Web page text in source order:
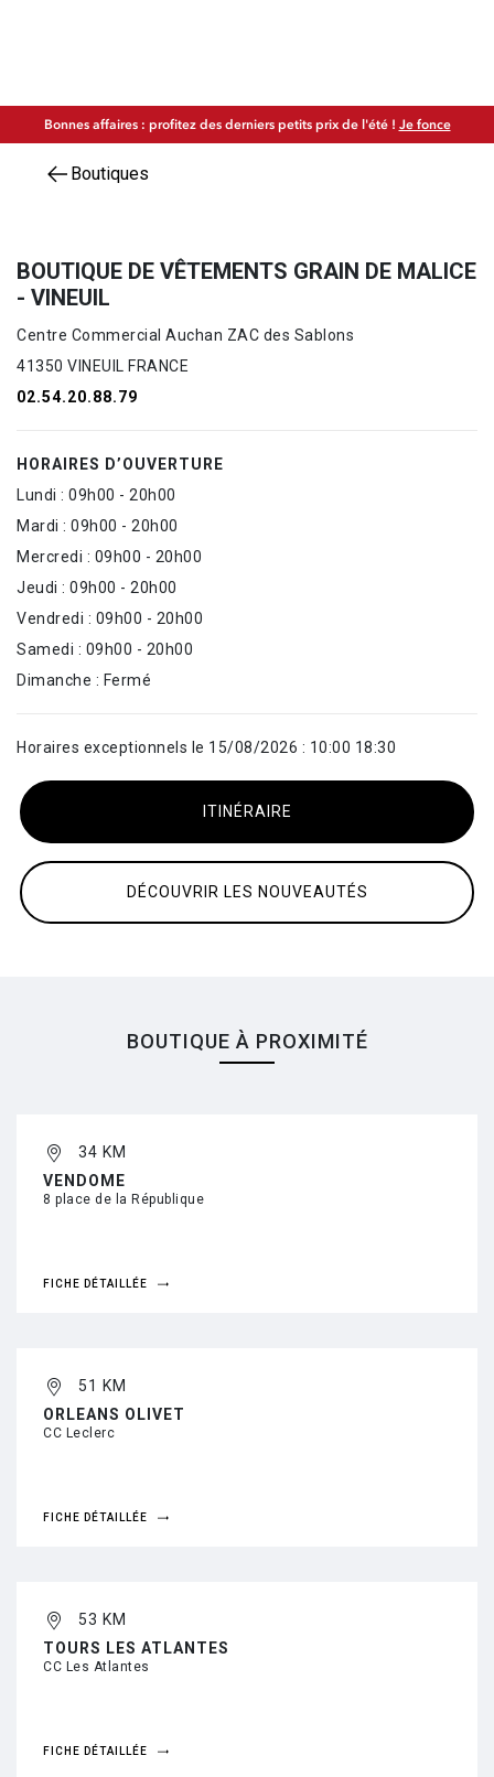
Bonnes affaires : profitez des derniers petits prix de l'été ! Je fonce
Boutiques
BOUTIQUE DE VÊTEMENTS GRAIN DE MALICE
- VINEUIL
Centre Commercial Auchan ZAC des Sablons
41350 VINEUIL FRANCE
02.54.20.88.79
HORAIRES D’OUVERTURE
Lundi : 09h00 - 20h00
Mardi : 09h00 - 20h00
Mercredi : 09h00 - 20h00
Jeudi : 09h00 - 20h00
Vendredi : 09h00 - 20h00
Samedi : 09h00 - 20h00
Dimanche : Fermé
Horaires exceptionnels le 15/08/2026 : 10:00 18:30
DÉCOUVRIR LES NOUVEAUTÉS
ITINÉRAIRE
BOUTIQUE À PROXIMITÉ
34 KM
VENDOME
8 place de la République
FICHE DÉTAILLÉE
51 KM
ORLEANS OLIVET
CC Leclerc
FICHE DÉTAILLÉE
53 KM
TOURS LES ATLANTES
CC Les Atlantes
FICHE DÉTAILLÉE